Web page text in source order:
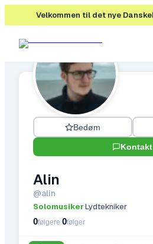
Velkommen til det nye
Bedøm
Kontakt
Alin
@alin
Solomusiker·Lydtekniker
0følgere 0følger